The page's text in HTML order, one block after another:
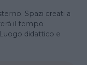
Spazi creati a
il tempo
didattico e